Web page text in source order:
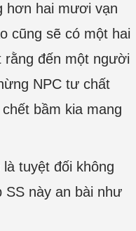
hơn hai mươi vạn
cũng sẽ có một hai
rằng đến một người
NPC tư chất
bầm kia mang
tuyệt đối không
SS này an bài như